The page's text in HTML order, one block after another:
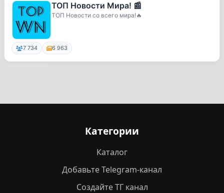
ТОП Новости Мира! 📰
ТОП Новости со всего мира!🔥
7 734 6 963
Категории
Каталог
Добавьте Telegram-канал
Создайте ТГ канал